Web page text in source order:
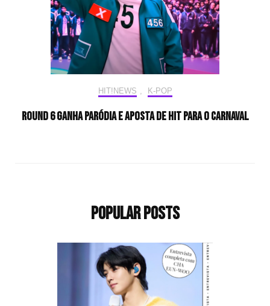
HIT!NEWS , K-POP
Round 6 ganha paródia e aposta de HIT para o carnaval
Popular Posts